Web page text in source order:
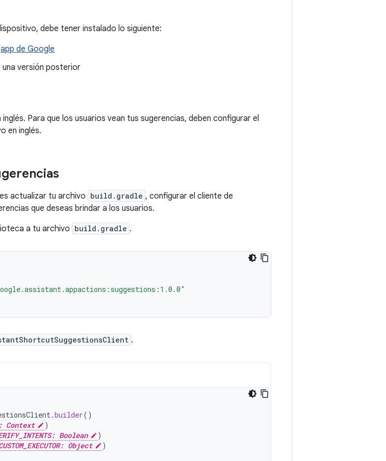
debe tener instalado lo siguiente:
app de Google
una versión posterior
Para que los usuarios vean tus sugerencias, deben configurar el
en inglés.
actualizar tu archivo build.gradle , configurar el cliente de
que deseas brindar a los usuarios.
a tu archivo build.gradle .
.
.builder()
Context
)
Boolean
)
Object
)